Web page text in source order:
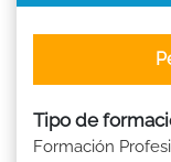
Tipo de
Formación